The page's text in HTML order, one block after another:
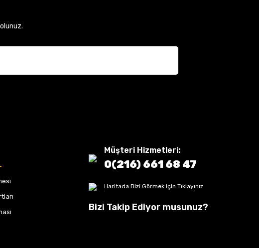
Müşteri Hizmetleri:
0(216) 661 68 47
Haritada Bizi Görmek için Tıklayınız
Bizi Takip Ediyor musunuz?